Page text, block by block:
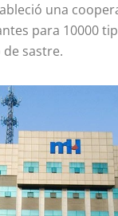
una
para 10000
sastre.